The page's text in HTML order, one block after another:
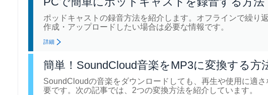
ポッドキャストの録音方法を紹介します。オフラインで繰り
作成・アップロードしたい場合は必要な情報です。
詳細
簡単！SoundCloud音楽をMP3に変換する方
SoundCloudの音楽をダウンロードしても、再生や使用に適
要です。次の記事では、2つの変換方法を紹介しています。